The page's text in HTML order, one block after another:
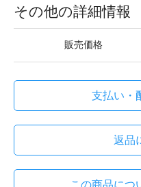
その他の詳細情報
販売価格
支払い・
返品
この商品につ